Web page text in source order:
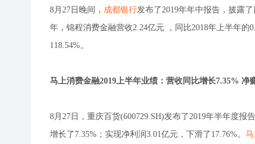
8月27日晚间， 成都银行发布了2019年年中报告，披露
年，锦程消费金融营收2.24亿元 ，同比2018年上半年的
118.54%。
马上消费金融2019上半年业绩：营收同比增长7.35% 净
8月27日，重庆百货(600729.SH)发布了2019年半年度
增长了7.35%；实现净利润3.01亿元，下滑了17.76%。